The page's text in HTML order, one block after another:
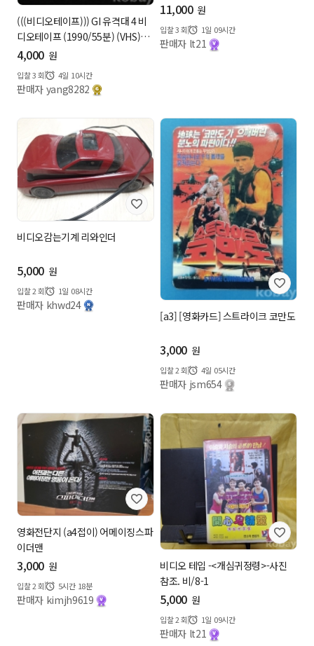
(((비디오테이프))) GI 유격대 4 비
디오테이프 (1990/55분) (VHS)
(미...
4,000 원
입찰3회 4일 10시간
판매자 yang8282
11,000 원
입찰3회 1일 09시간
판매자 lt21
비디오감는기계 리와인더
5,000 원
입찰2회 1일 08시간
판매자 khwd24
[a3] [영화카드] 스트라이크 코만도
3,000 원
입찰2회 4일 05시간
판매자 jsm654
영화전단지 (a4접이) 어메이징스파
이더맨
3,000 원
입찰2회 5시간 18분
판매자 kimjh9619
비디오 테입 -<개심귀정령>-사진
참조. 비/8-1
5,000 원
입찰2회 1일 09시간
판매자 lt21